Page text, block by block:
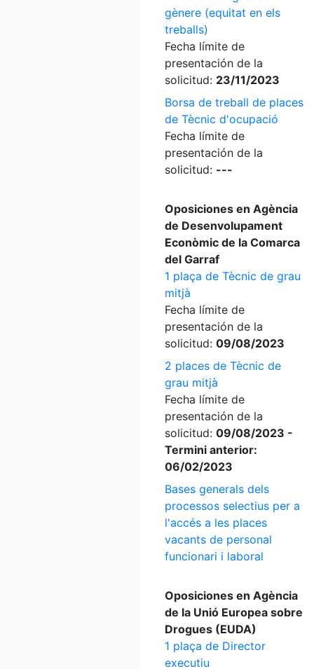
gènere (equitat en els
treballs)
Fecha límite de
presentación de la
solicitud: 23/11/2023
Borsa de treball de places
de Tècnic d'ocupació
Fecha límite de
presentación de la
solicitud: ---
Oposiciones en Agència
de Desenvolupament
Econòmic de la Comarca
del Garraf
1 plaça de Tècnic de grau
mitjà
Fecha límite de
presentación de la
solicitud: 09/08/2023
2 places de Tècnic de
grau mitjà
Fecha límite de
presentación de la
solicitud: 09/08/2023 -
Termini anterior:
06/02/2023
Bases generals dels
processos selectius per a
l'accés a les places
vacants de personal
funcionari i laboral
Oposiciones en Agència
de la Unió Europea sobre
Drogues (EUDA)
1 plaça de Director
executiu